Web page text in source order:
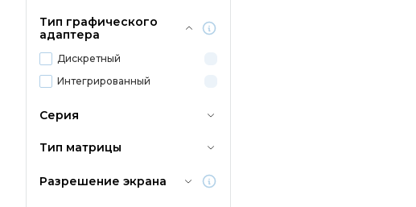
Тип графического
адаптера
Дискретный
Интегрированный
Серия
Тип матрицы
Разрешение экрана